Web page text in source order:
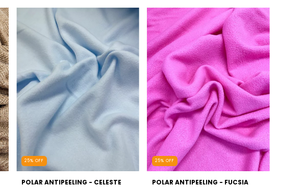
25%OFF
POLAR ANTIPEELING - CELESTE
25%OFF
POLAR ANTIPEELING - FUCSIA